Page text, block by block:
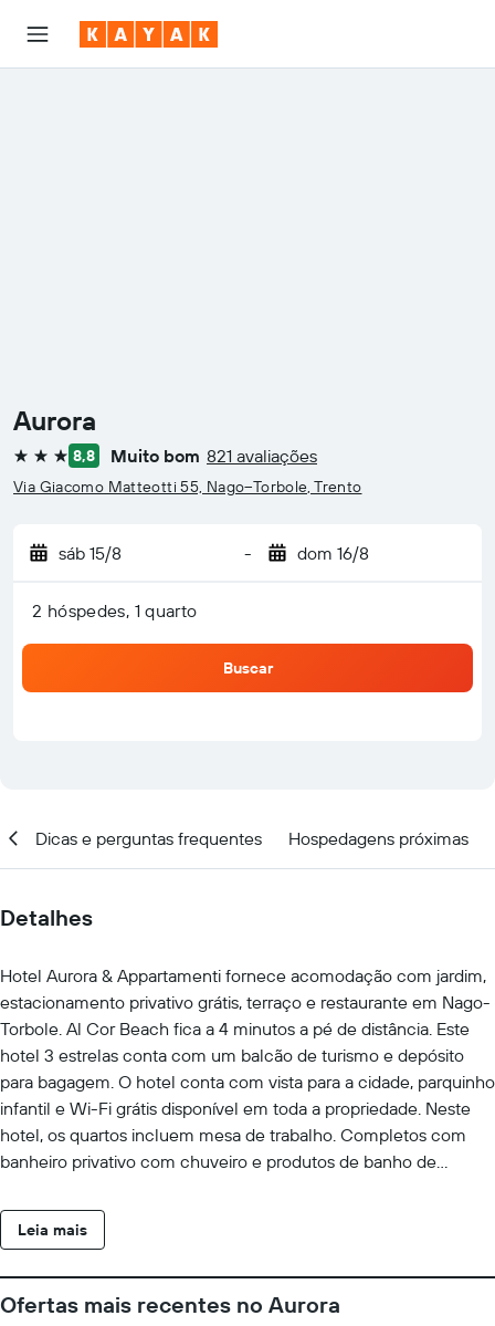
Aurora
3 estrelas8,8 Muito bom 821 avaliações
Via Giacomo Matteotti 55, Nago–Torbole, Trento
sáb 15/8 - dom 16/8
2 hóspedes, 1 quarto
Buscar
Dicas e perguntas frequentes Hospedagens próximas
Detalhes
Hotel Aurora & Appartamenti fornece acomodação com jardim,
estacionamento privativo grátis, terraço e restaurante em Nago-
Torbole. Al Cor Beach fica a 4 minutos a pé de distância. Este
hotel 3 estrelas conta com um balcão de turismo e depósito
para bagagem. O hotel conta com vista para a cidade, parquinho
infantil e Wi-Fi grátis disponível em toda a propriedade. Neste
hotel, os quartos incluem mesa de trabalho. Completos com
banheiro privativo com chuveiro e produtos de banho de
ar-condicionado, e alguns quartos aqui vão oferecer varanda.
Neste hotel, todos os quartos têm roupa de cama e toalhas. O
italiano. Ao se hospedar em Hotel Aurora & Appartamenti, você
Leia mais
Ofertas mais recentes no Aurora